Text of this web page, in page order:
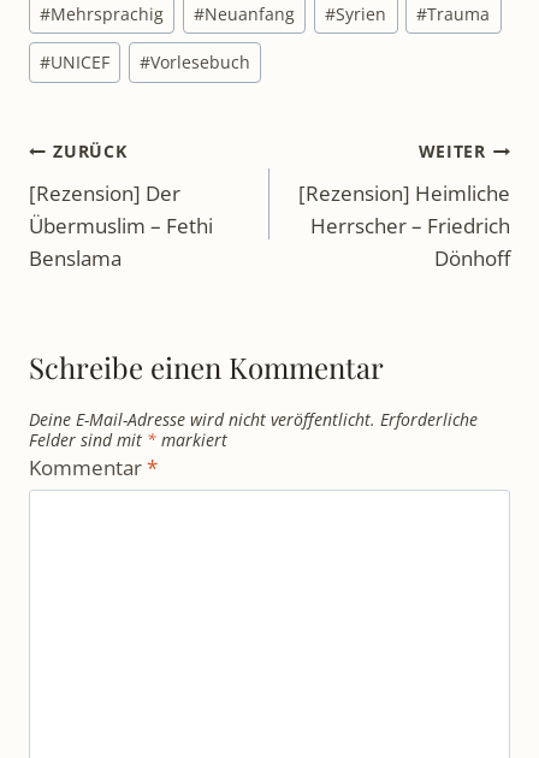
#Mehrsprachig #Neuanfang #Syrien #Trauma
#UNICEF #Vorlesebuch
Beitragsnavigation
ZURÜCK
[Rezension] Der
Übermuslim – Fethi
Benslama
WEITER
[Rezension] Heimliche
Herrscher – Friedrich
Dönhoff
Schreibe einen Kommentar
Deine E-Mail-Adresse wird nicht veröffentlicht. Erforderliche
Felder sind mit * markiert
Kommentar*